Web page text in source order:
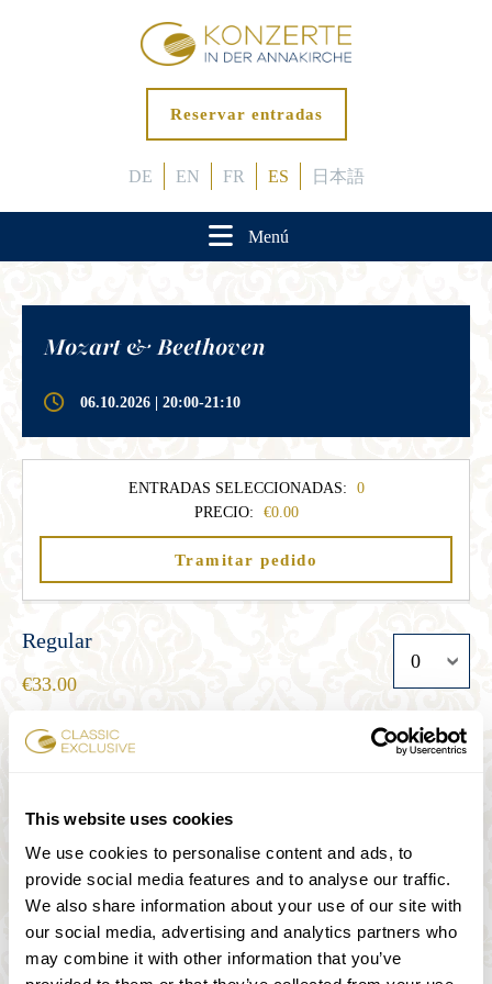
This website uses cookies
We use cookies to personalise content and ads, to
provide social media features and to analyse our traffic.
We also share information about your use of our site with
our social media, advertising and analytics partners who
may combine it with other information that you’ve
Reservar entradas
DE EN FR ES 日本語
Menú
Mozart & Beethoven
06.10.2026 | 20:00-21:10
ENTRADAS SELECCIONADAS:
0
PRECIO:
0.00
Tramitar pedido
Regular
33.00
Senior
27.00